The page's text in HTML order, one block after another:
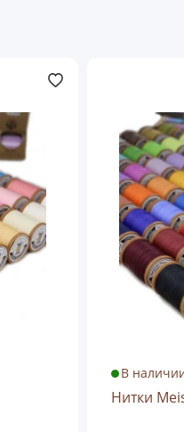
В
Нитки